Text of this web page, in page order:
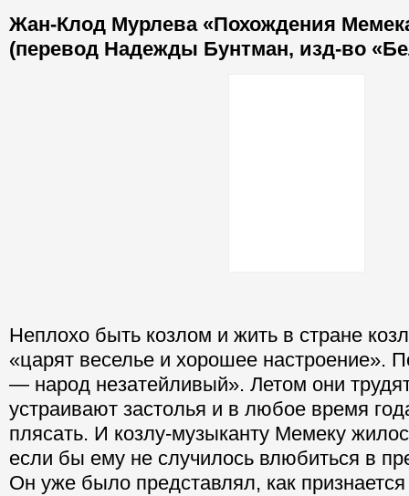
Жан-Клод Мурлева «Похождения
(перевод Надежды Бунтман, изд-во
Неплохо быть козлом и жить в стране
«царят веселье и хорошее настроение».
— народ незатейливый». Летом они
устраивают застолья и в любое время
плясать. И козлу-музыканту Мемеку
если бы ему не случилось влюбиться в
Он уже было представлял, как